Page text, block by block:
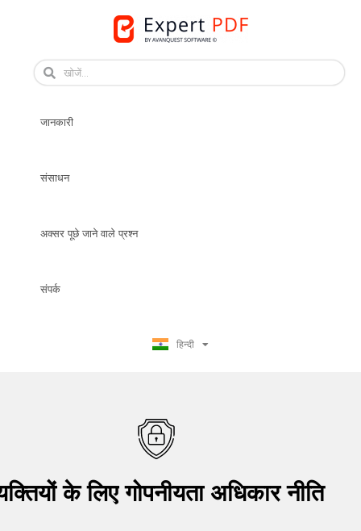
content
जानकारी
संसाधन
अक्सर पूछे जाने वाले प्रश्न
संपर्क
हिन्दी
日本語
के लिए गोपनीयता अधिकार नीति